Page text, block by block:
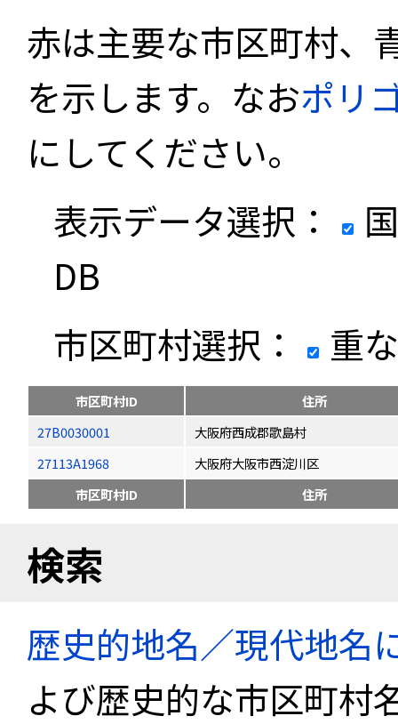
赤は主要な市区町村、
を示します。なおポリ
にしてください。
表示データ選択：
DB
市区町村選択：
重
市区町村ID
住所
27B0030001
大阪府西成郡歌島村
27113A1968
大阪府大阪市西淀川区
市区町村ID
住所
検索
歴史的地名／現代地名
よび歴史的な市区町村